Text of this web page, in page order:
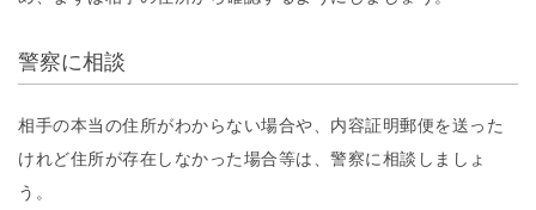
警察に相談
相手の本当の住所がわからない場合や、内容証明郵便を送った
けれど住所が存在しなかった場合等は、警察に相談しましょ
う。